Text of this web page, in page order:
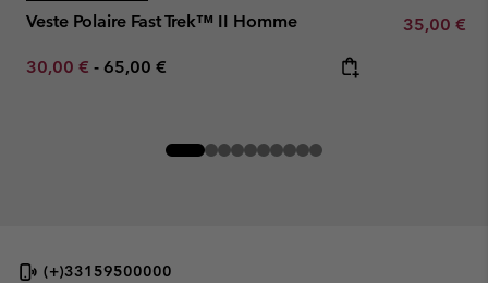
Veste Polaire Fast Trek™ II Homme
Minimum sale price:
30,00 € - Maximum price:
65,00 €
Minimum
35,00 €
(+)33159500000